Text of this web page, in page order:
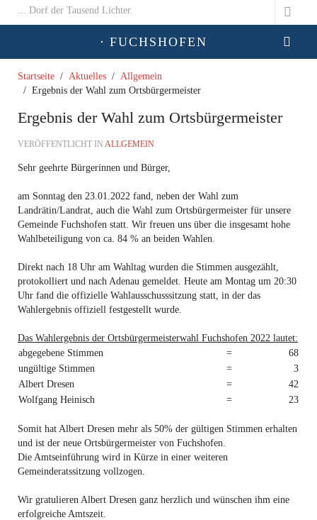
... Dorf der Tausend Lichter.
FUCHSHOFEN
Startseite Aktuelles
Allgemein
Ergebnis der Wahl zum Ortsbürgermeister
Ergebnis der Wahl zum Ortsbürgermeister
VERÖFFENTLICHT IN ALLGEMEIN
Sehr geehrte Bürgerinnen und Bürger,
am Sonntag den 23.01.2022 fand, neben der Wahl zum
Landrätin/Landrat, auch die Wahl zum Ortsbürgermeister für unsere
Gemeinde Fuchshofen statt. Wir freuen uns über die insgesamt hohe
Wahlbeteiligung von ca. 84 % an beiden Wahlen.
Direkt nach 18 Uhr am Wahltag wurden die Stimmen ausgezählt,
protokolliert und nach Adenau gemeldet. Heute am Montag um 20:30
Uhr fand die offizielle Wahlausschusssitzung statt, in der das
Wahlergebnis offiziell festgestellt wurde.
Das Wahlergebnis der Ortsbürgermeisterwahl Fuchshofen 2022 lautet:
abgegebene Stimmen
=
68
ungültige Stimmen
=
3
Albert Dresen
=
42
Wolfgang Heinisch
= 23
Somit hat Albert Dresen mehr als 50% der gültigen Stimmen erhalten
und ist der neue Ortsbürgermeister von Fuchshofen.
Die Amtseinführung wird in Kürze in einer weiteren
Gemeinderatssitzung vollzogen.
Wir gratulieren Albert Dresen ganz herzlich und wünschen ihm eine
erfolgreiche Amtszeit.